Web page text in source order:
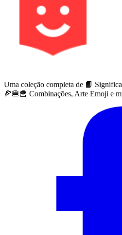
Uma coleção completa de 📙
🍕🍔🍟 Combinações, Arte Emoji e